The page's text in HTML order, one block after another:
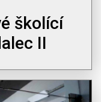
školící
II